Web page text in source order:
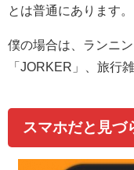
とは普通にあります。
僕の場合は、ランニ
「JORKER」、旅行
スマホだと見づ